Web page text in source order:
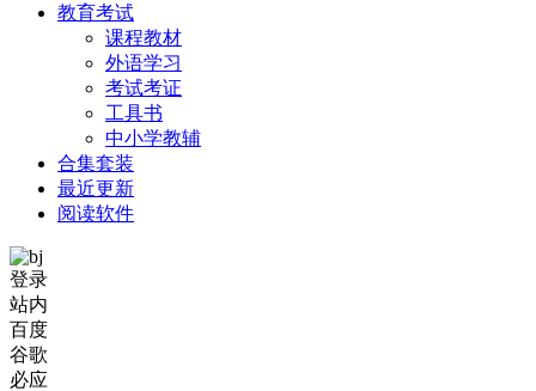
教育考试
课程教材
外语学习
考试考证
工具书
中小学教辅
合集套装
最近更新
阅读软件
登录
站内
百度
谷歌
必应